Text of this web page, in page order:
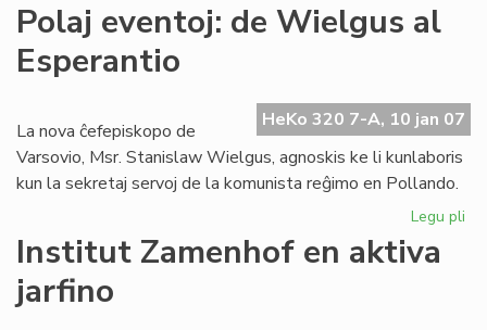
Polaj eventoj: de Wielgus al
Esperantio
HeKo 320 7-A, 10 jan 07
La nova ĉefepiskopo de
Varsovio, Msr. Stanislaw Wielgus, agnoskis ke li kunlaboris
kun la sekretaj servoj de la komunista reĝimo en Pollando.
Legu pli
Institut Zamenhof en aktiva
jarfino